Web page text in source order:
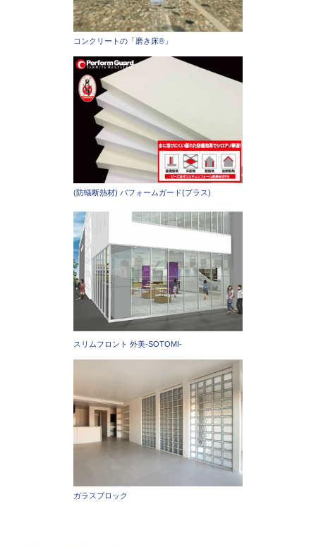
コンクリートの「磨き床®」
(防蟻断熱材) パフォームガード(プラス)
スリムフロント 外美-SOTOMI-
ガラスブロック